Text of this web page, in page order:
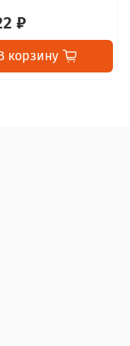
₽
корзину